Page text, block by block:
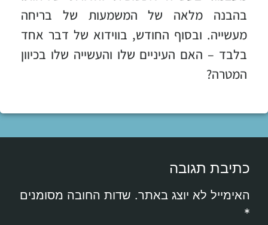
בהבנה מלאה של המשמעות של בריחה
מעשייה. ובסוף החודש, בווידוא של דבר אחד
בלבד – האם העיניים שלו והעשייה שלו בכיוון
המטרה?
כתיבת תגובה
האימייל לא יוצג באתר. שדות החובה מסומנים
*